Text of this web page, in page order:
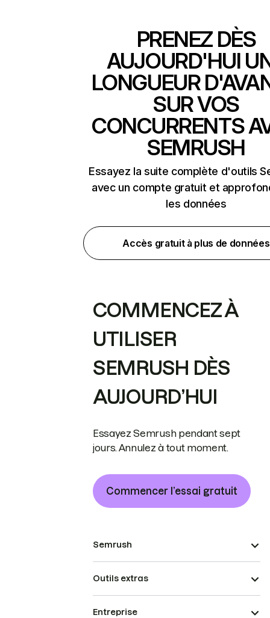
PRENEZ DÈS
AUJOURD'HUI
LONGUEUR
SUR VOS
CONCURRENTS
SEMRUSH
Essayez la suite complète d'outils
avec un compte gratuit et
les données
Accès gratuit à plus de données
COMMENCEZ À
UTILISER
SEMRUSH DÈS
AUJOURD’HUI
Essayez Semrush pendant sept
jours. Annulez à tout moment.
Commencer l’essai gratuit
Semrush
Outils extras
Entreprise